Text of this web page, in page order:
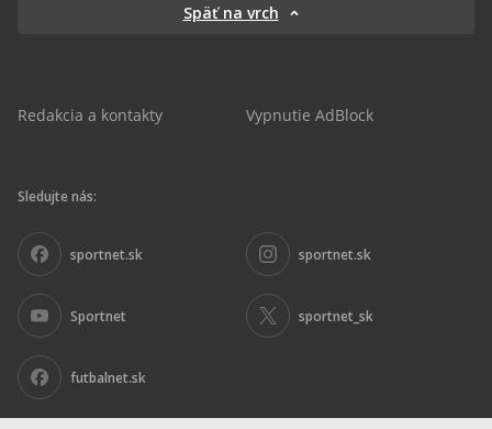
Späť na vrch
Redakcia a kontakty Vypnutie AdBlock
Sledujte nás:
sportnet.sk sportnet.sk
Sportnet sportnet_sk
futbalnet.sk